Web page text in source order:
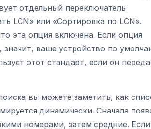
отдельный переключатель
LCN» или «Сортировка по LCN».
эта опция включена. Если опция
значит, ваше устройство по
этот стандарт, если он
вы можете заметить, как
динамически. Сначала
номерами, затем средние.